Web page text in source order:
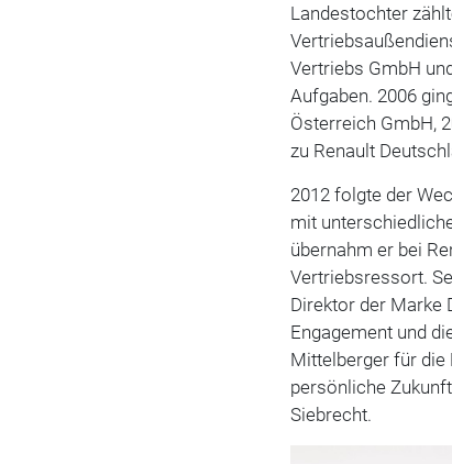
Landestochter
Vertriebs GmbH
Aufgaben. 2006
Österreich GmbH,
zu Renault
2012 folgte der
mit
übernahm er bei
Vertriebsressort.
Direktor der Marke
Engagement und
Mittelberger für die
persönliche
Siebrecht.